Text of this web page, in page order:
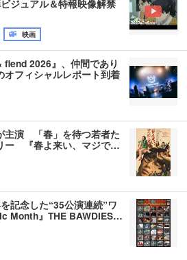
ジュアル＆特報映像解禁
映画
2026』、仲間であり
オフィシャルレポート到着
主演 「春」を待つ若者た
ー 『春よ来い、マジで…
記念した“35公演連続”ワ
Month』THE BAWDIES…